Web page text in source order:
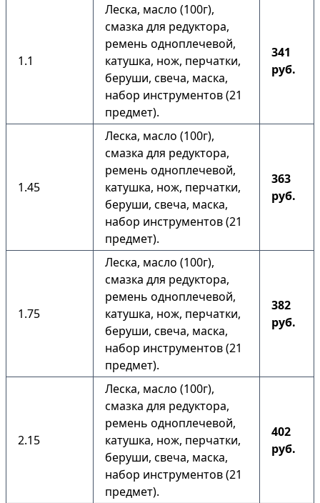
1.1
Леска, масло (100г),
смазка для редуктора,
ремень одноплечевой,
катушка, нож, перчатки,
беруши, свеча, маска,
набор инструментов (21
предмет).
341
руб.
1.45
Леска, масло (100г),
смазка для редуктора,
ремень одноплечевой,
катушка, нож, перчатки,
беруши, свеча, маска,
набор инструментов (21
предмет).
363
руб.
1.75
Леска, масло (100г),
смазка для редуктора,
ремень одноплечевой,
катушка, нож, перчатки,
беруши, свеча, маска,
набор инструментов (21
предмет).
382
руб.
2.15
Леска, масло (100г),
смазка для редуктора,
ремень одноплечевой,
катушка, нож, перчатки,
беруши, свеча, маска,
набор инструментов (21
предмет).
402
руб.